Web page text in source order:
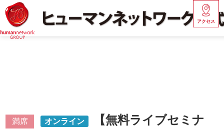
アクセス
満席 オンライン
【無料ライブセミナ